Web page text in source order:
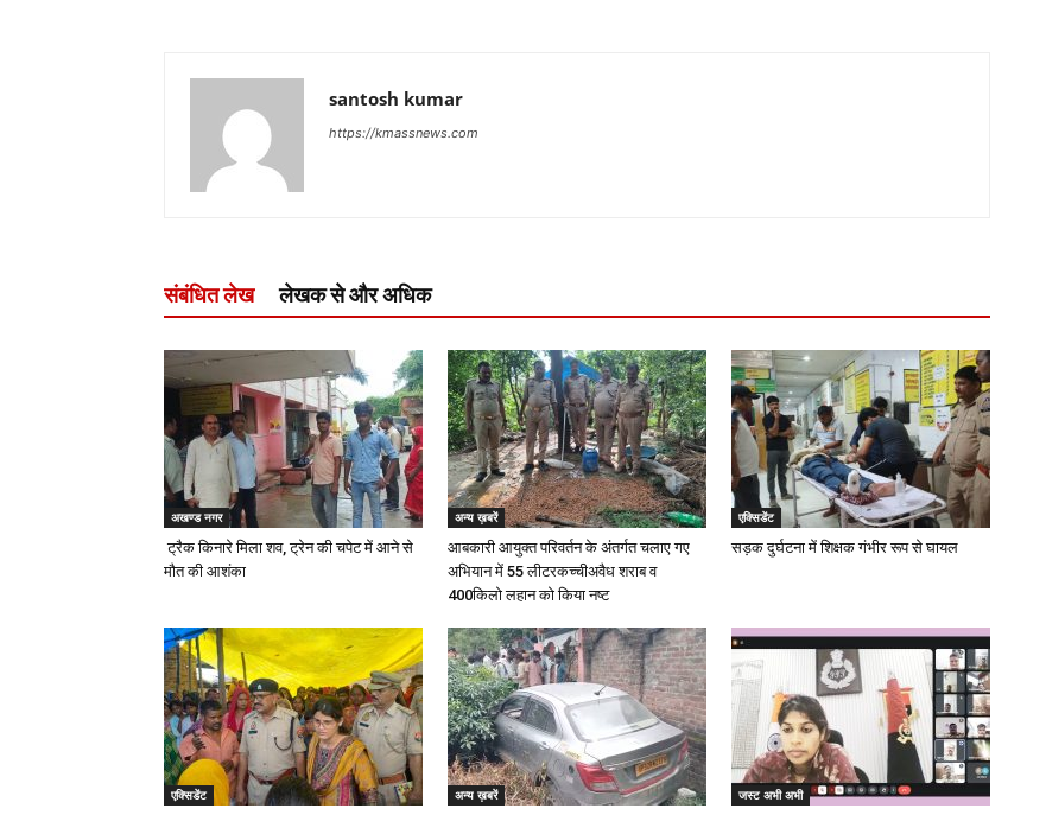
santosh kumar
https://kmassnews.com
संबंधित लेख लेखक से और अधिक
अखण्ड नगर
ट्रैक किनारे मिला शव, ट्रेन की चपेट में आने से
मौत की आशंका
अन्य ख़बरें
आबकारी आयुक्त परिवर्तन के अंतर्गत चलाए गए
अभियान में 55 लीटरकच्चीअवैध शराब व
400किलो लहान को किया नष्ट
एक्सिडेंट
सड़क दुर्घटना में शिक्षक गंभीर रूप से घायल
एक्सिडेंट अन्य ख़बरें जस्ट अभी अभी